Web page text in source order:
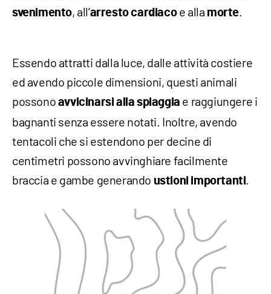
svenimento, all’arresto cardiacoe alla morte.
Essendo attratti dalla luce, dalle attività costiere
ed avendo piccole dimensioni, questi animali
possono avvicinarsi alla spiaggia e raggiungere i
bagnanti senza essere notati. Inoltre, avendo
tentacoli che si estendono per decine di
centimetri possono avvinghiare facilmente
braccia e gambe generando ustioni importanti.